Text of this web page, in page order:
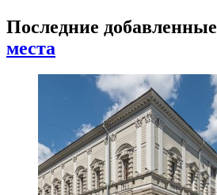
Последние добавленные
места